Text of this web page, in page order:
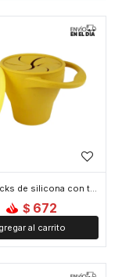
Porta snacks de silicona con tapa Mostaza
$ 672